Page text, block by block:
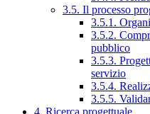
3.5. Il processo
3.5.1.
3.5.2.
pubblico
3.5.3.
servizio
3.5.4.
3.5.5.
4. Ricerca progettuale